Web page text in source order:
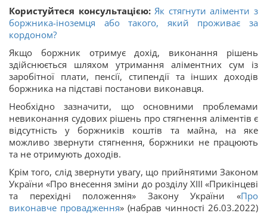
Користуйтеся консультацією: Як стягнути аліменти з
боржника-іноземця або такого, який проживає за
кордоном?
Якщо боржник отримує дохід, виконання рішень
здійснюється шляхом утримання аліментних сум із
заробітної плати, пенсії, стипендії та інших доходів
боржника на підставі постанови виконавця.
Необхідно зазначити, що основними проблемами
невиконання судових рішень про стягнення аліментів є
відсутність у боржників коштів та майна, на яке
можливо звернути стягнення, боржники не працюють
та не отримують доходів.
Крім того, слід звернути увагу, що прийнятими Законом
України «Про внесення зміни до розділу XIII «Прикінцеві
та перехідні положення» Закону України «Про
виконавче провадження» (набрав чинності 26.03.2022)